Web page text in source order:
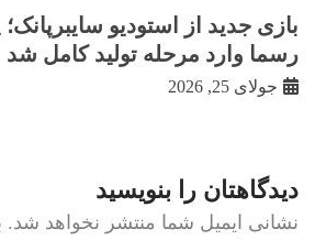
بازی جدید از استودیو
رسما وارد مرحله تولید کامل شد
جولای 25, 2026
دیدگاهتان را بنویسید
نشانی ایمیل شما منتشر نخواهد شد.